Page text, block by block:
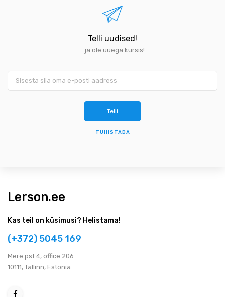
Telli uudised!
...ja ole uuega kursis!
TÜHISTADA
Lerson.ee
Kas teil on küsimusi? Helistama!
(+372) 5045 169
Мere pst 4, office 206
10111, Tallinn, Estonia